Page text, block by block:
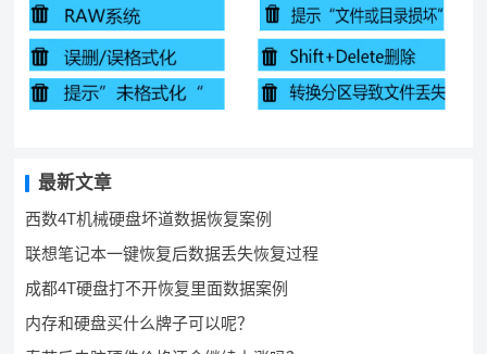
最新文章
西数4T机械硬盘坏道数据恢复案例
联想笔记本一键恢复后数据丢失恢复过程
成都4T硬盘打不开恢复里面数据案例
内存和硬盘买什么牌子可以呢？